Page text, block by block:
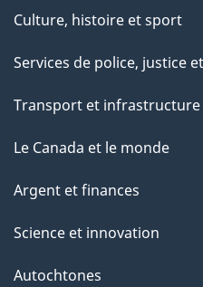
Culture, histoire et sport
Services de police, justice
Transport et infrastructure
Le Canada et le monde
Argent et finances
Science et innovation
Autochtones